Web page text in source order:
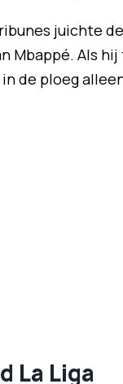
juichte
Mbappé. Als
de ploeg
La Liga